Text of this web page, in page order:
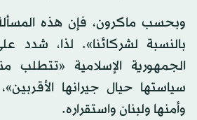
وبحسب ماكرون، فإن هذه
بالنسبة لشركائنا». لذا، شدد
الجمهورية الإسلامية «تتطلب
سياستها حيال جيرانها
وأمنها ولبنان واستقراره.